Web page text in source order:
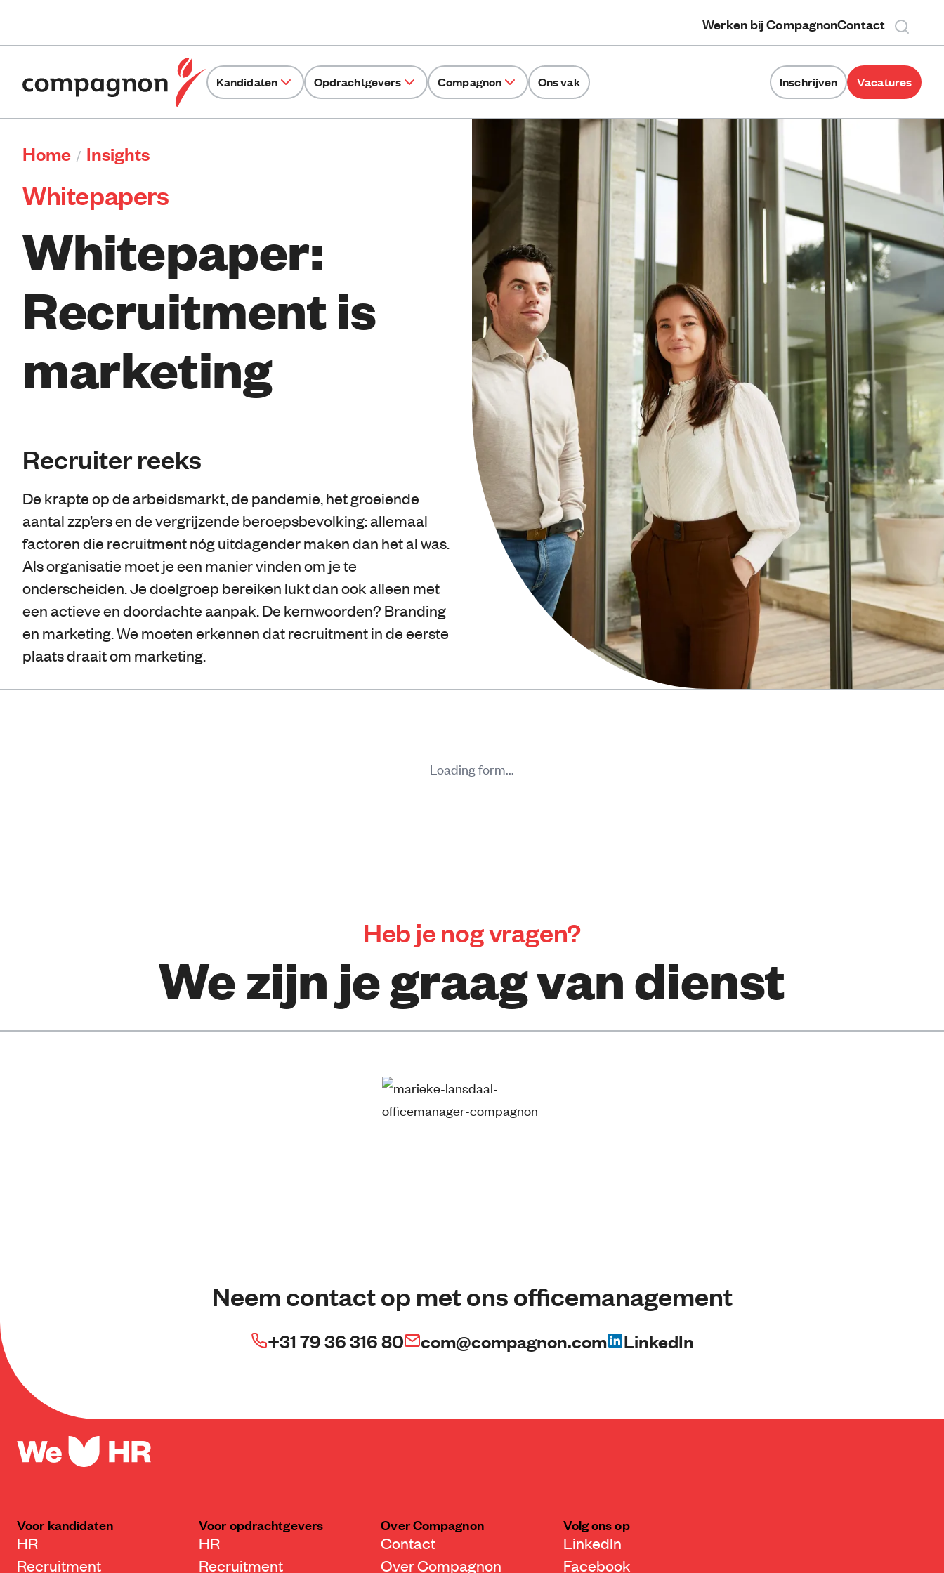
Werken bij CompagnonContact
Kandidaten Opdrachtgevers Compagnon Ons vak Inschrijven Vacatures
Home / Insights
Whitepapers
Whitepaper:
Recruitment is
marketing
Recruiter reeks
De krapte op de arbeidsmarkt, de pandemie, het groeiende
aantal zzp’ers en de vergrijzende beroepsbevolking: allemaal
factoren die recruitment nóg uitdagender maken dan het al was.
Als organisatie moet je een manier vinden om je te
onderscheiden. Je doelgroep bereiken lukt dan ook alleen met
een actieve en doordachte aanpak. De kernwoorden? Branding
en marketing. We moeten erkennen dat recruitment in de eerste
plaats draait om marketing.
Loading form...
Heb je nog vragen?
We zijn je graag van dienst
Neem contact op met ons officemanagement
+31 79 36 316 80 com@compagnon.com LinkedIn
Voor kandidaten
HR
Recruitment
Voor opdrachtgevers
HR
Recruitment
Over Compagnon
Contact
Over Compagnon
Volg ons op
LinkedIn
Facebook